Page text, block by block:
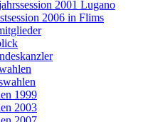
2001 Lugano
2006 in Flims
1999
2003